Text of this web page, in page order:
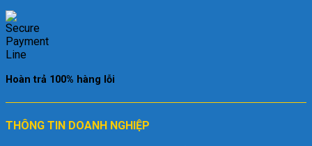
Hoàn trả 100% hàng lỗi
THÔNG TIN DOANH NGHIỆP